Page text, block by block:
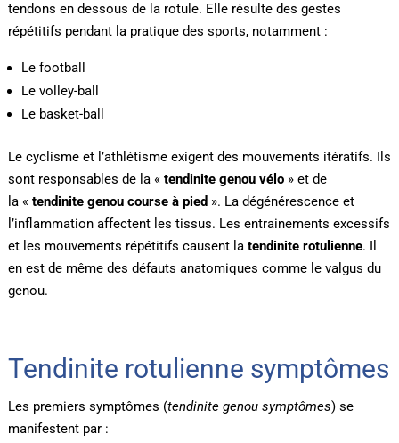
tendons en dessous de la rotule. Elle résulte des gestes
répétitifs pendant la pratique des sports, notamment :
Le football
Le volley-ball
Le basket-ball
Le cyclisme et l’athlétisme exigent des mouvements itératifs. Ils
sont responsables de la « tendinite genou vélo» et de
la « tendinite genou course à pied ». La dégénérescence et
l’inflammation affectent les tissus. Les entrainements excessifs
et les mouvements répétitifs causent la tendinite rotulienne. Il
en est de même des défauts anatomiques comme le valgus du
genou.
Tendinite rotulienne symptômes
Les premiers symptômes (tendinite genou symptômes) se
manifestent par :